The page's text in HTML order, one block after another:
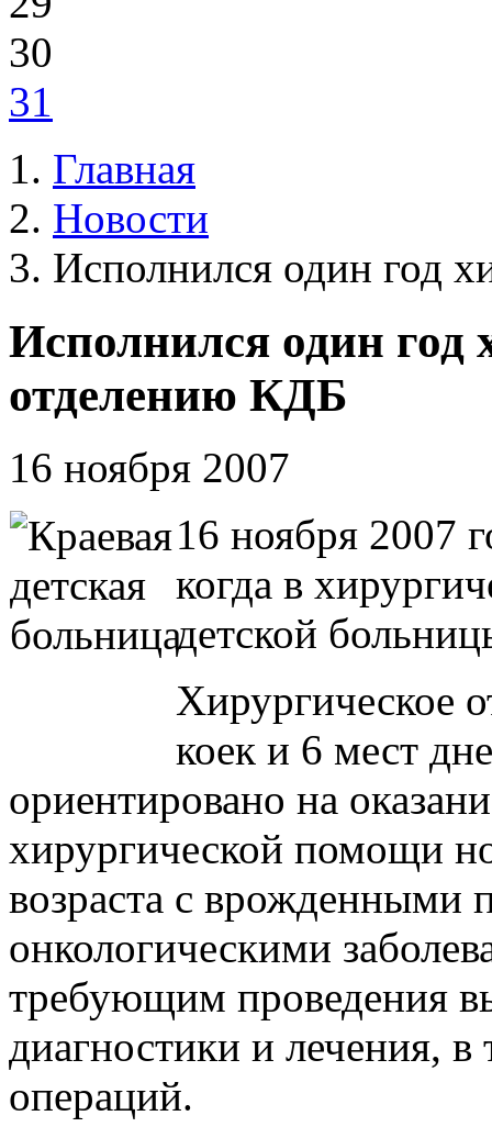
30
31
Главная
Новости
Исполнился один год
Исполнился один год
отделению КДБ
16 ноября 2007
16 ноября 2007
когда в
детской
Хирургическое
коек и 6 мест
ориентировано на
хирургической помощи
возраста с врожденными
онкологическими
требующим проведения
диагностики и лечения,
операций.